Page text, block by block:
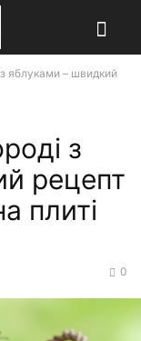
яблуками – швидкий
з
рецепт
плиті
0